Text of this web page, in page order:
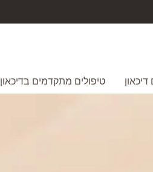
טיפולים מתקדמים בדיכאון